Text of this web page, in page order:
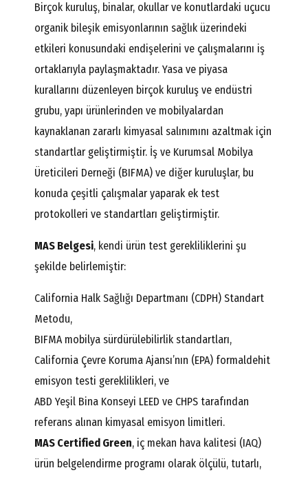
Birçok kuruluş, binalar, okullar ve konutlardaki uçucu
organik bileşik emisyonlarının sağlık üzerindeki
etkileri konusundaki endişelerini ve çalışmalarını iş
ortaklarıyla paylaşmaktadır. Yasa ve piyasa
kurallarını düzenleyen birçok kuruluş ve endüstri
grubu, yapı ürünlerinden ve mobilyalardan
kaynaklanan zararlı kimyasal salınımını azaltmak için
standartlar geliştirmiştir. İş ve Kurumsal Mobilya
Üreticileri Derneği (BIFMA) ve diğer kuruluşlar, bu
konuda çeşitli çalışmalar yaparak ek test
protokolleri ve standartları geliştirmiştir.
MAS Belgesi, kendi ürün test gerekliliklerini şu
şekilde belirlemiştir:
California Halk Sağlığı Departmanı (CDPH) Standart
Metodu,
BIFMA mobilya sürdürülebilirlik standartları,
California Çevre Koruma Ajansı’nın (EPA) formaldehit
emisyon testi gereklilikleri, ve
ABD Yeşil Bina Konseyi LEED ve CHPS tarafından
referans alınan kimyasal emisyon limitleri.
MAS Certified Green, iç mekan hava kalitesi (IAQ)
ürün belgelendirme programı olarak ölçülü, tutarlı,